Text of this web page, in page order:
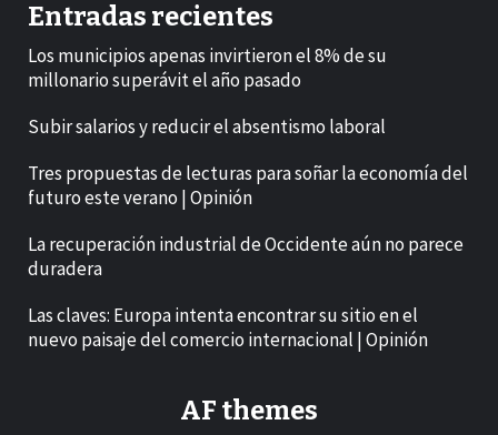
Entradas recientes
Los municipios apenas invirtieron el 8% de su
millonario superávit el año pasado
Subir salarios y reducir el absentismo laboral
Tres propuestas de lecturas para soñar la economía del
futuro este verano | Opinión
La recuperación industrial de Occidente aún no parece
duradera
Las claves: Europa intenta encontrar su sitio en el
nuevo paisaje del comercio internacional | Opinión
AF themes